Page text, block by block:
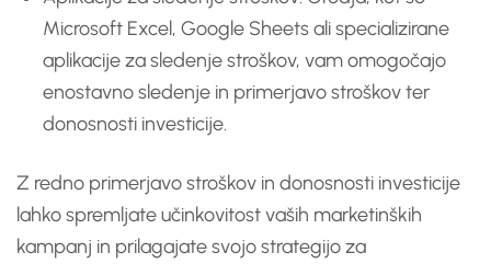
Microsoft Excel, Google Sheets ali specializirane
aplikacije za sledenje stroškov, vam omogočajo
enostavno sledenje in primerjavo stroškov ter
donosnosti investicije.
Z redno primerjavo stroškov in donosnosti investicije
lahko spremljate učinkovitost vaših marketinških
kampanj in prilagajate svojo strategijo za